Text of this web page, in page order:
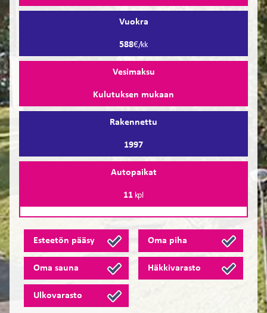
Vuokra
588€/kk
Vesimaksu
Kulutuksen mukaan
Rakennettu
1997
Autopaikat
11kpl
Esteetön pääsy Oma piha
Oma sauna Häkkivarasto
Ulkovarasto